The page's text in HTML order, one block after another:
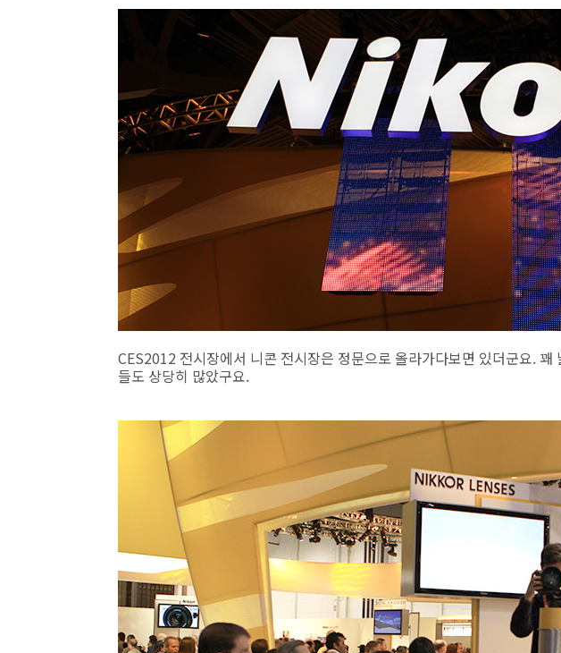
CES2012 전시장에서 니콘 전시장은 정문으로 올라가다보면 있더군요. 꽤
들도 상당히 많았구요.